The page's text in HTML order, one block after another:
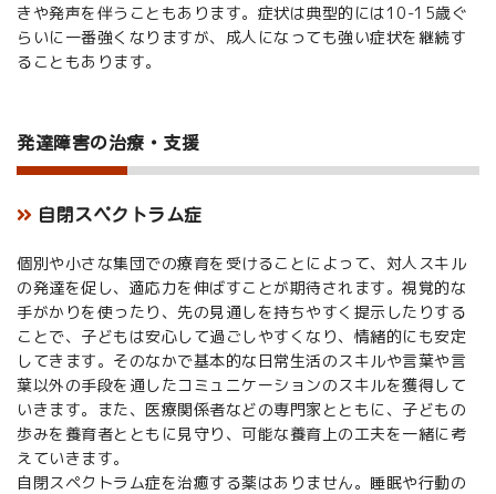
きや発声を伴うこともあります。症状は典型的には10-15歳ぐ
らいに一番強くなりますが、成人になっても強い症状を継続す
ることもあります。
発達障害の治療・支援
自閉スペクトラム症
個別や小さな集団での療育を受けることによって、対人スキル
の発達を促し、適応力を伸ばすことが期待されます。視覚的な
手がかりを使ったり、先の見通しを持ちやすく提示したりする
ことで、子どもは安心して過ごしやすくなり、情緒的にも安定
してきます。そのなかで基本的な日常生活のスキルや言葉や言
葉以外の手段を通したコミュニケーションのスキルを獲得して
いきます。また、医療関係者などの専門家とともに、子どもの
歩みを養育者とともに見守り、可能な養育上の工夫を一緒に考
えていきます。
自閉スペクトラム症を治癒する薬はありません。睡眠や行動の